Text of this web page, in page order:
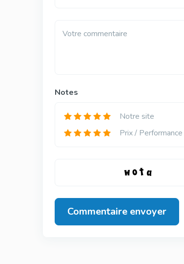
Votre commentaire
Notes
Notre site
Prix ​​/ Performance
Commentaire envoyer